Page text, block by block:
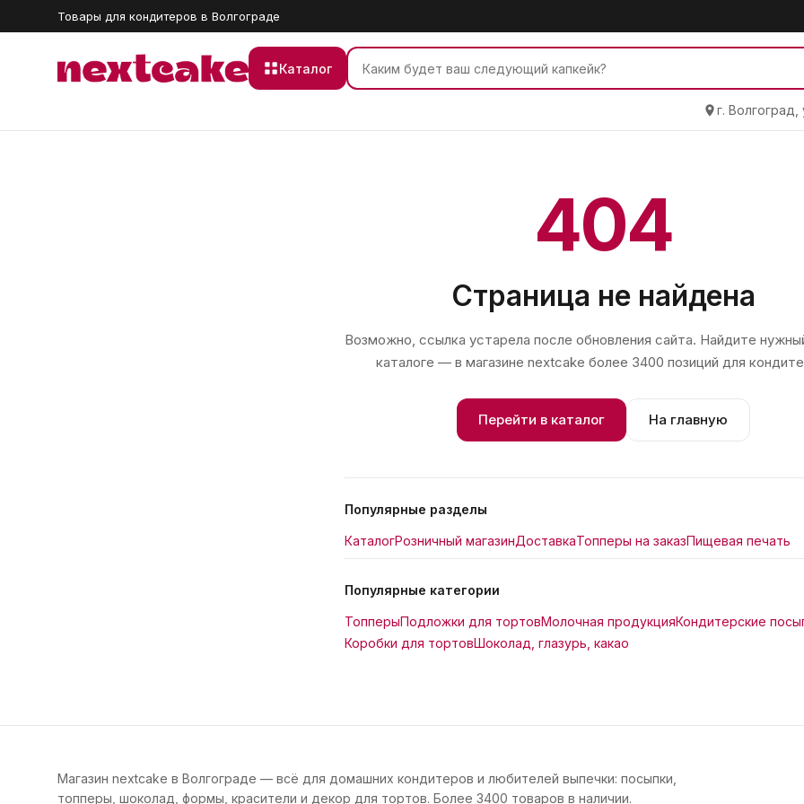
Товары для кондитеров в Волгограде
Каталог
г.
404
Страница не найдена
Возможно, ссылка устарела после обновления сайта. Найдите
каталоге — в магазине nextcake более 3400 позиций для
Перейти в каталог На главную
Популярные разделы
КаталогРозничный магазинДоставкаТопперы на заказПищевая печать
Популярные категории
ТопперыПодложки для тортовМолочная продукцияКондитерские
Коробки для тортовШоколад, глазурь, какао
Магазин nextcake в Волгограде — всё для домашних кондитеров и любителей выпечки: посыпки,
топперы, шоколад, формы, красители и декор для тортов. Более 3400 товаров в наличии.